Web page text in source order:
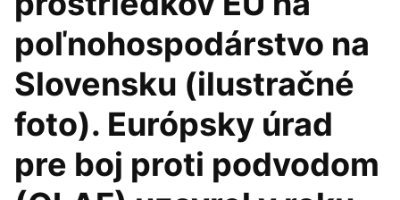
poľnohospodárstvo na
Slovensku (ilustračné
foto). Európsky úrad
pre boj proti podvodom